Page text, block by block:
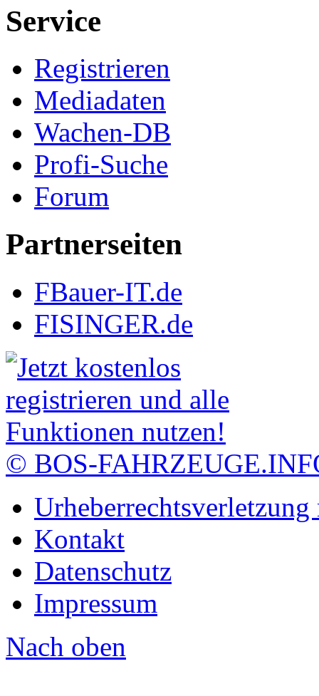
Service
Registrieren
Mediadaten
Wachen-DB
Profi-Suche
Forum
Partnerseiten
FBauer-IT.de
FISINGER.de
© BOS-
Urheberrechtsverletzung
Kontakt
Datenschutz
Impressum
Nach oben